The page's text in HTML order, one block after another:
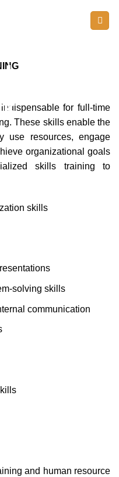
for full-time
These skills enable the
use resources, engage
organizational goals
skills training to
skills
solving skills
communication
and human resource